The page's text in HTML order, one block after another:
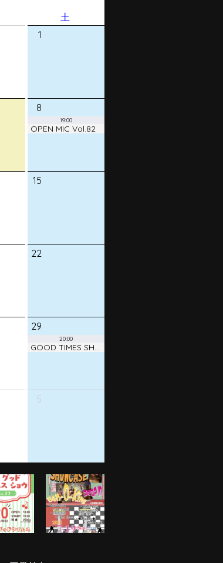
土
1
8
19:00
OPEN MIC Vol.82
15
22
29
20:00
5